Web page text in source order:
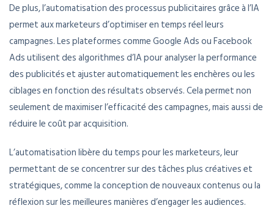
De plus, l’automatisation des processus publicitaires grâce à l’IA
permet aux marketeurs d’optimiser en temps réel leurs
campagnes. Les plateformes comme Google Ads ou Facebook
Ads utilisent des algorithmes d’IA pour analyser la performance
des publicités et ajuster automatiquement les enchères ou les
ciblages en fonction des résultats observés. Cela permet non
seulement de maximiser l’efficacité des campagnes, mais aussi de
réduire le coût par acquisition.
L’automatisation libère du temps pour les marketeurs, leur
permettant de se concentrer sur des tâches plus créatives et
stratégiques, comme la conception de nouveaux contenus ou la
réflexion sur les meilleures manières d’engager les audiences.